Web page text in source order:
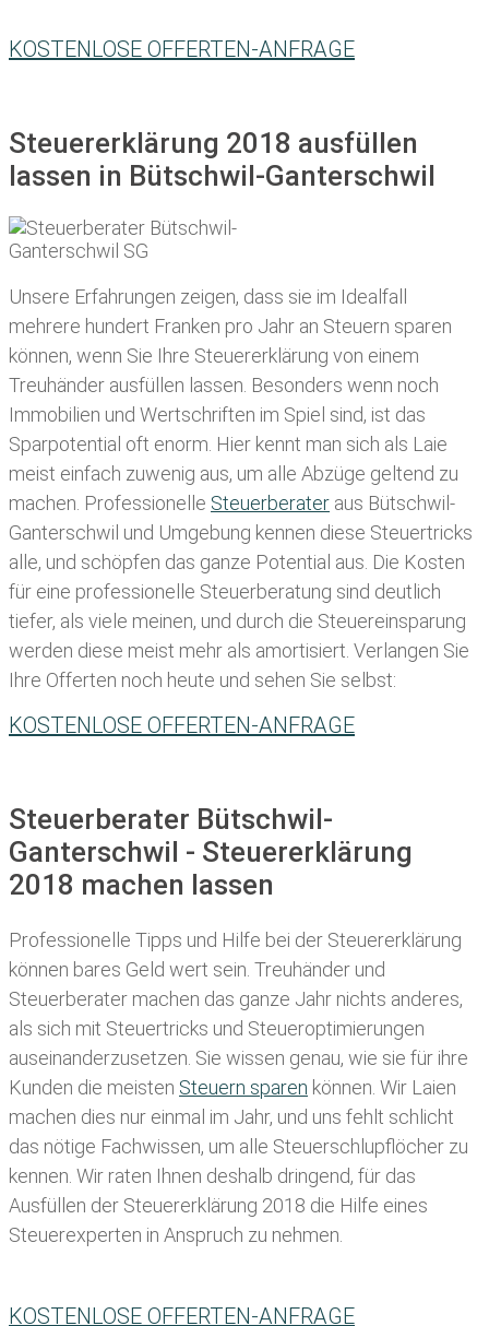
KOSTENLOSE OFFERTEN-ANFRAGE
Steuererklärung 2018 ausfüllen
lassen in Bütschwil-Ganterschwil
Unsere Erfahrungen zeigen, dass sie im Idealfall
mehrere hundert Franken pro Jahr an Steuern sparen
können, wenn Sie Ihre Steuererklärung von einem
Treuhänder ausfüllen lassen . Besonders wenn noch
Immobilien und Wertschriften im Spiel sind, ist das
Sparpotential oft enorm. Hier kennt man sich als Laie
meist einfach zuwenig aus, um alle Abzüge geltend zu
machen. Professionelle Steuerberater aus Bütschwil-
Ganterschwil und Umgebung kennen diese Steuertricks
alle, und schöpfen das ganze Potential aus. Die Kosten
für eine professionelle Steuerberatung sind deutlich
tiefer, als viele meinen, und durch die Steuereinsparung
werden diese meist mehr als amortisiert. Verlangen Sie
Ihre Offerten noch heute und sehen Sie selbst:
KOSTENLOSE OFFERTEN-ANFRAGE
Steuerberater Bütschwil-
Ganterschwil - Steuererklärung
2018 machen lassen
Professionelle Tipps und Hilfe bei der Steuererklärung
können bares Geld wert sein. Treuhänder und
Steuerberater machen das ganze Jahr nichts anderes,
als sich mit Steuertricks und Steueroptimierungen
auseinanderzusetzen. Sie wissen genau, wie sie für ihre
Kunden die meisten Steuern sparen können. Wir Laien
machen dies nur einmal im Jahr, und uns fehlt schlicht
das nötige Fachwissen, um alle Steuerschlupflöcher zu
kennen. Wir raten Ihnen deshalb dringend, für das
Ausfüllen der Steuererklärung 2018 die Hilfe eines
Steuerexperten in Anspruch zu nehmen.
KOSTENLOSE OFFERTEN-ANFRAGE